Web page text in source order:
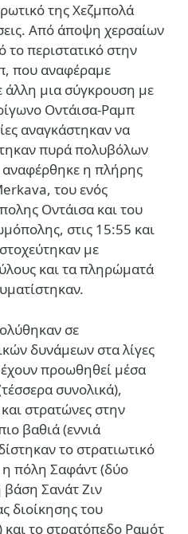
της Χεζμπολά
Από άποψη χερσαίων
το περιστατικό στην
που αναφέραμε
μια σύγκρουση με
Οντάισα-Ραμπ
αναγκάστηκαν να
πυρά πολυβόλων
αναφέρθηκε η πλήρης
του ενός
Οντάισα και του
στις 15:55 και
με
και τα πληρώματά
σε
δυνάμεων στα λίγες
προωθηθεί μέσα
συνολικά),
στρατώνες στην
βαθιά (εννιά
το στρατιωτικό
η πόλη Σαφάντ (δύο
βάση Σανάτ Ζιν
διοίκησης του
και το στρατόπεδο Ραμότ